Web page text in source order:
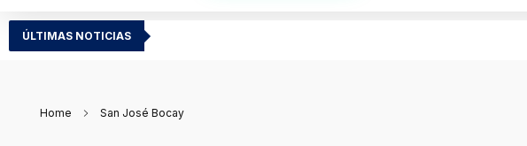
ÚLTIMAS NOTICIAS
Home San José Bocay